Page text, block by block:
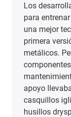
Los
para
una mejor
primera
metálicos.
apoyo
casquillos
husillos